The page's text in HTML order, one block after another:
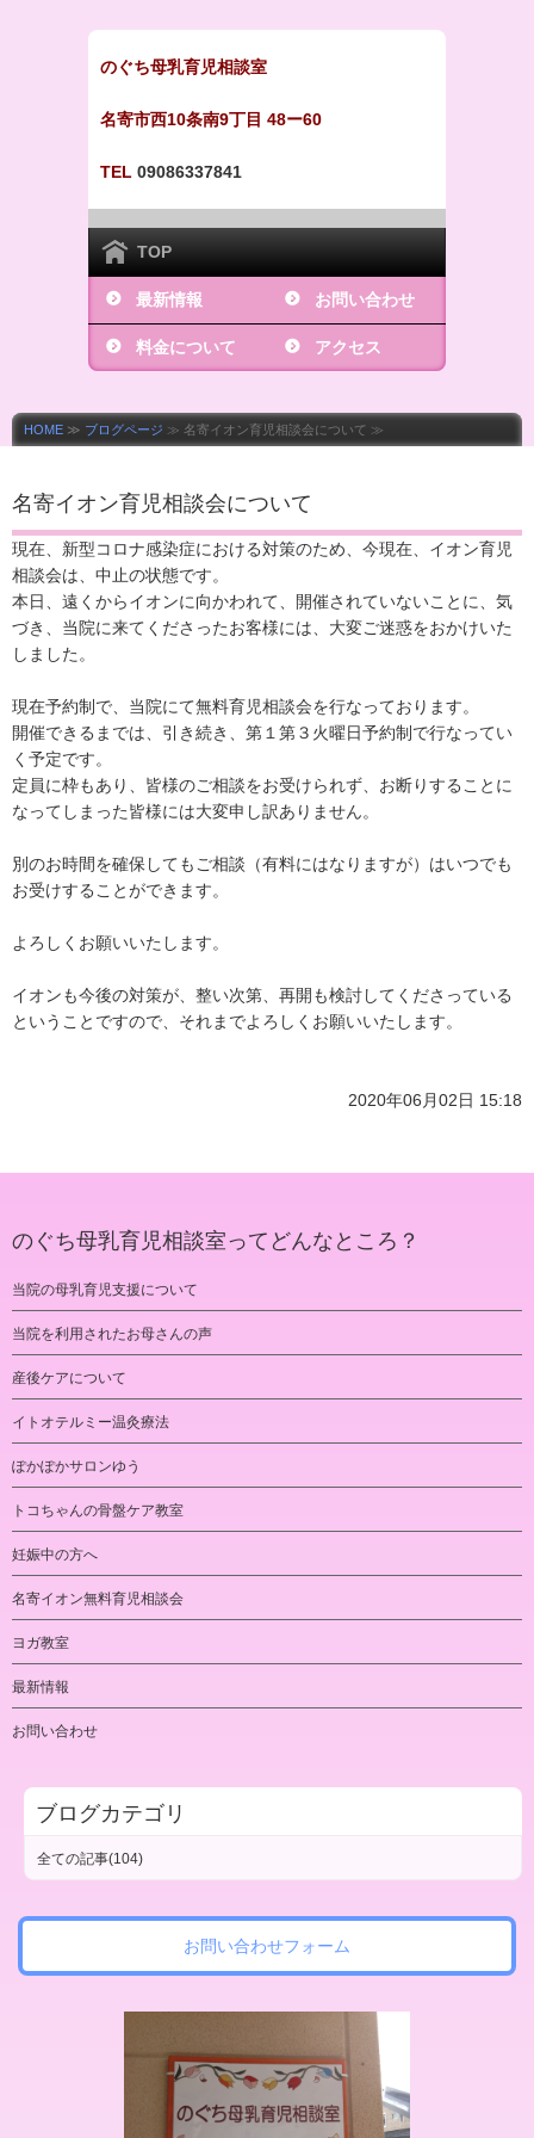
のぐち母乳育児相談室
名寄市西10条南9丁目 48ー60
TEL 09086337841
TOP
最新情報 お問い合わせ
料金について アクセス
HOME ≫ ブログページ ≫ 名寄イオン育児相談会について ≫
名寄イオン育児相談会について
現在、新型コロナ感染症における対策のため、今現在、イオン育児
相談会は、中止の状態です。
本日、遠くからイオンに向かわれて、開催されていないことに、気
づき、当院に来てくださったお客様には、大変ご迷惑をおかけいた
しました。
現在予約制で、当院にて無料育児相談会を行なっております。
開催できるまでは、引き続き、第１第３火曜日予約制で行なってい
く予定です。
定員に枠もあり、皆様のご相談をお受けられず、お断りすることに
なってしまった皆様には大変申し訳ありません。
別のお時間を確保してもご相談（有料にはなりますが）はいつでも
お受けすることができます。
よろしくお願いいたします。
イオンも今後の対策が、整い次第、再開も検討してくださっている
ということですので、それまでよろしくお願いいたします。
2020年06月02日 15:18
のぐち母乳育児相談室ってどんなところ？
当院の母乳育児支援について
当院を利用されたお母さんの声
産後ケアについて
イトオテルミー温灸療法
ぽかぽかサロンゆう
トコちゃんの骨盤ケア教室
妊娠中の方へ
名寄イオン無料育児相談会
ヨガ教室
最新情報
お問い合わせ
ブログカテゴリ
全ての記事(104)
お問い合わせフォーム